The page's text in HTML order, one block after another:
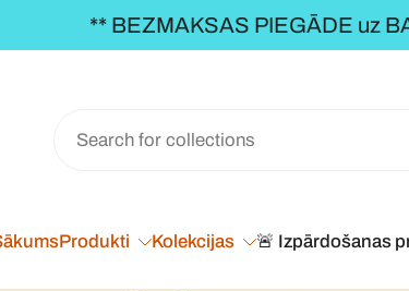
** BEZMAKSAS PIEGĀDE uz
Produkti Kolekcijas 🚨 Izpārdošanas